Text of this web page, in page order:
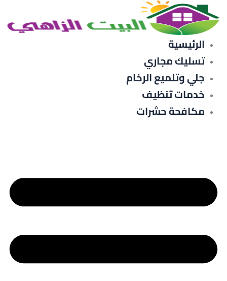
مجاري
وتلميع الرخام
تنظيف
حشرات